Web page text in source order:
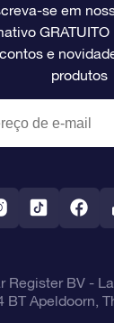
de presente da
corporativos
personalizada
de Estrelas
RV Fly me to the
de pagamento
devolução
se em
e
produtos
Register BV-
BT Apeldoorn,